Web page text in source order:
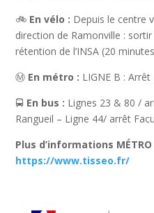
🚲 En vélo : Depuis le centre
direction de Ramonville :
rétention de l’INSA (20
Ⓜ️ En métro : LIGNE B :
🚍 En bus : Lignes 23 & 80 /
Rangueil – Ligne 44/ arrêt
Plus d’informations MÉTRO
https://www.tisseo.fr/